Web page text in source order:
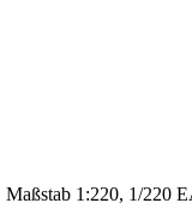
1:220, 1/220